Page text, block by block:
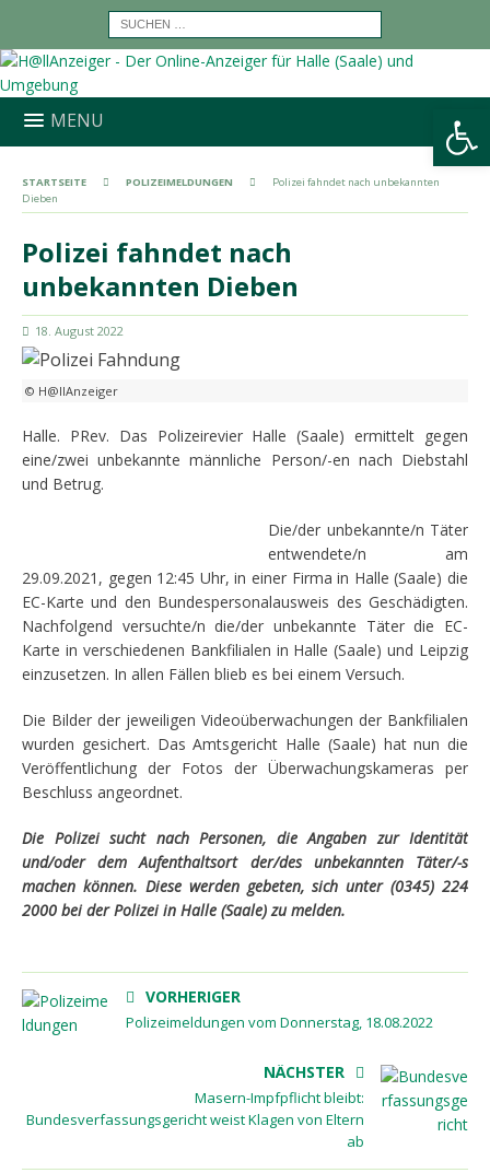
MENU
STARTSEITE POLIZEIMELDUNGEN
Polizei fahndet nach unbekannten
Dieben
Polizei fahndet nach
unbekannten Dieben
18. August 2022
© H@llAnzeiger
Halle. PRev. Das Polizeirevier Halle (Saale) ermittelt gegen
eine/zwei unbekannte männliche Person/-en nach Diebstahl
und Betrug.
Die/der unbekannte/n Täter
entwendete/n am
29.09.2021, gegen 12:45 Uhr, in einer Firma in Halle (Saale) die
EC-Karte und den Bundespersonalausweis des Geschädigten.
Nachfolgend versuchte/n die/der unbekannte Täter die EC-
Karte in verschiedenen Bankfilialen in Halle (Saale) und Leipzig
einzusetzen. In allen Fällen blieb es bei einem Versuch.
Die Bilder der jeweiligen Videoüberwachungen der Bankfilialen
wurden gesichert. Das Amtsgericht Halle (Saale) hat nun die
Veröffentlichung der Fotos der Überwachungskameras per
Beschluss angeordnet.
Die Polizei sucht nach Personen, die Angaben zur Identität
und/oder dem Aufenthaltsort der/des unbekannten Täter/-s
machen können. Diese werden gebeten, sich unter (0345) 224
2000 bei der Polizei in Halle (Saale) zu melden.
VORHERIGER
Polizeimeldungen vom Donnerstag, 18.08.2022
NÄCHSTER
Masern-Impfpflicht bleibt:
Bundesverfassungsgericht weist Klagen von Eltern
ab
Werkzeugleiste öffnen